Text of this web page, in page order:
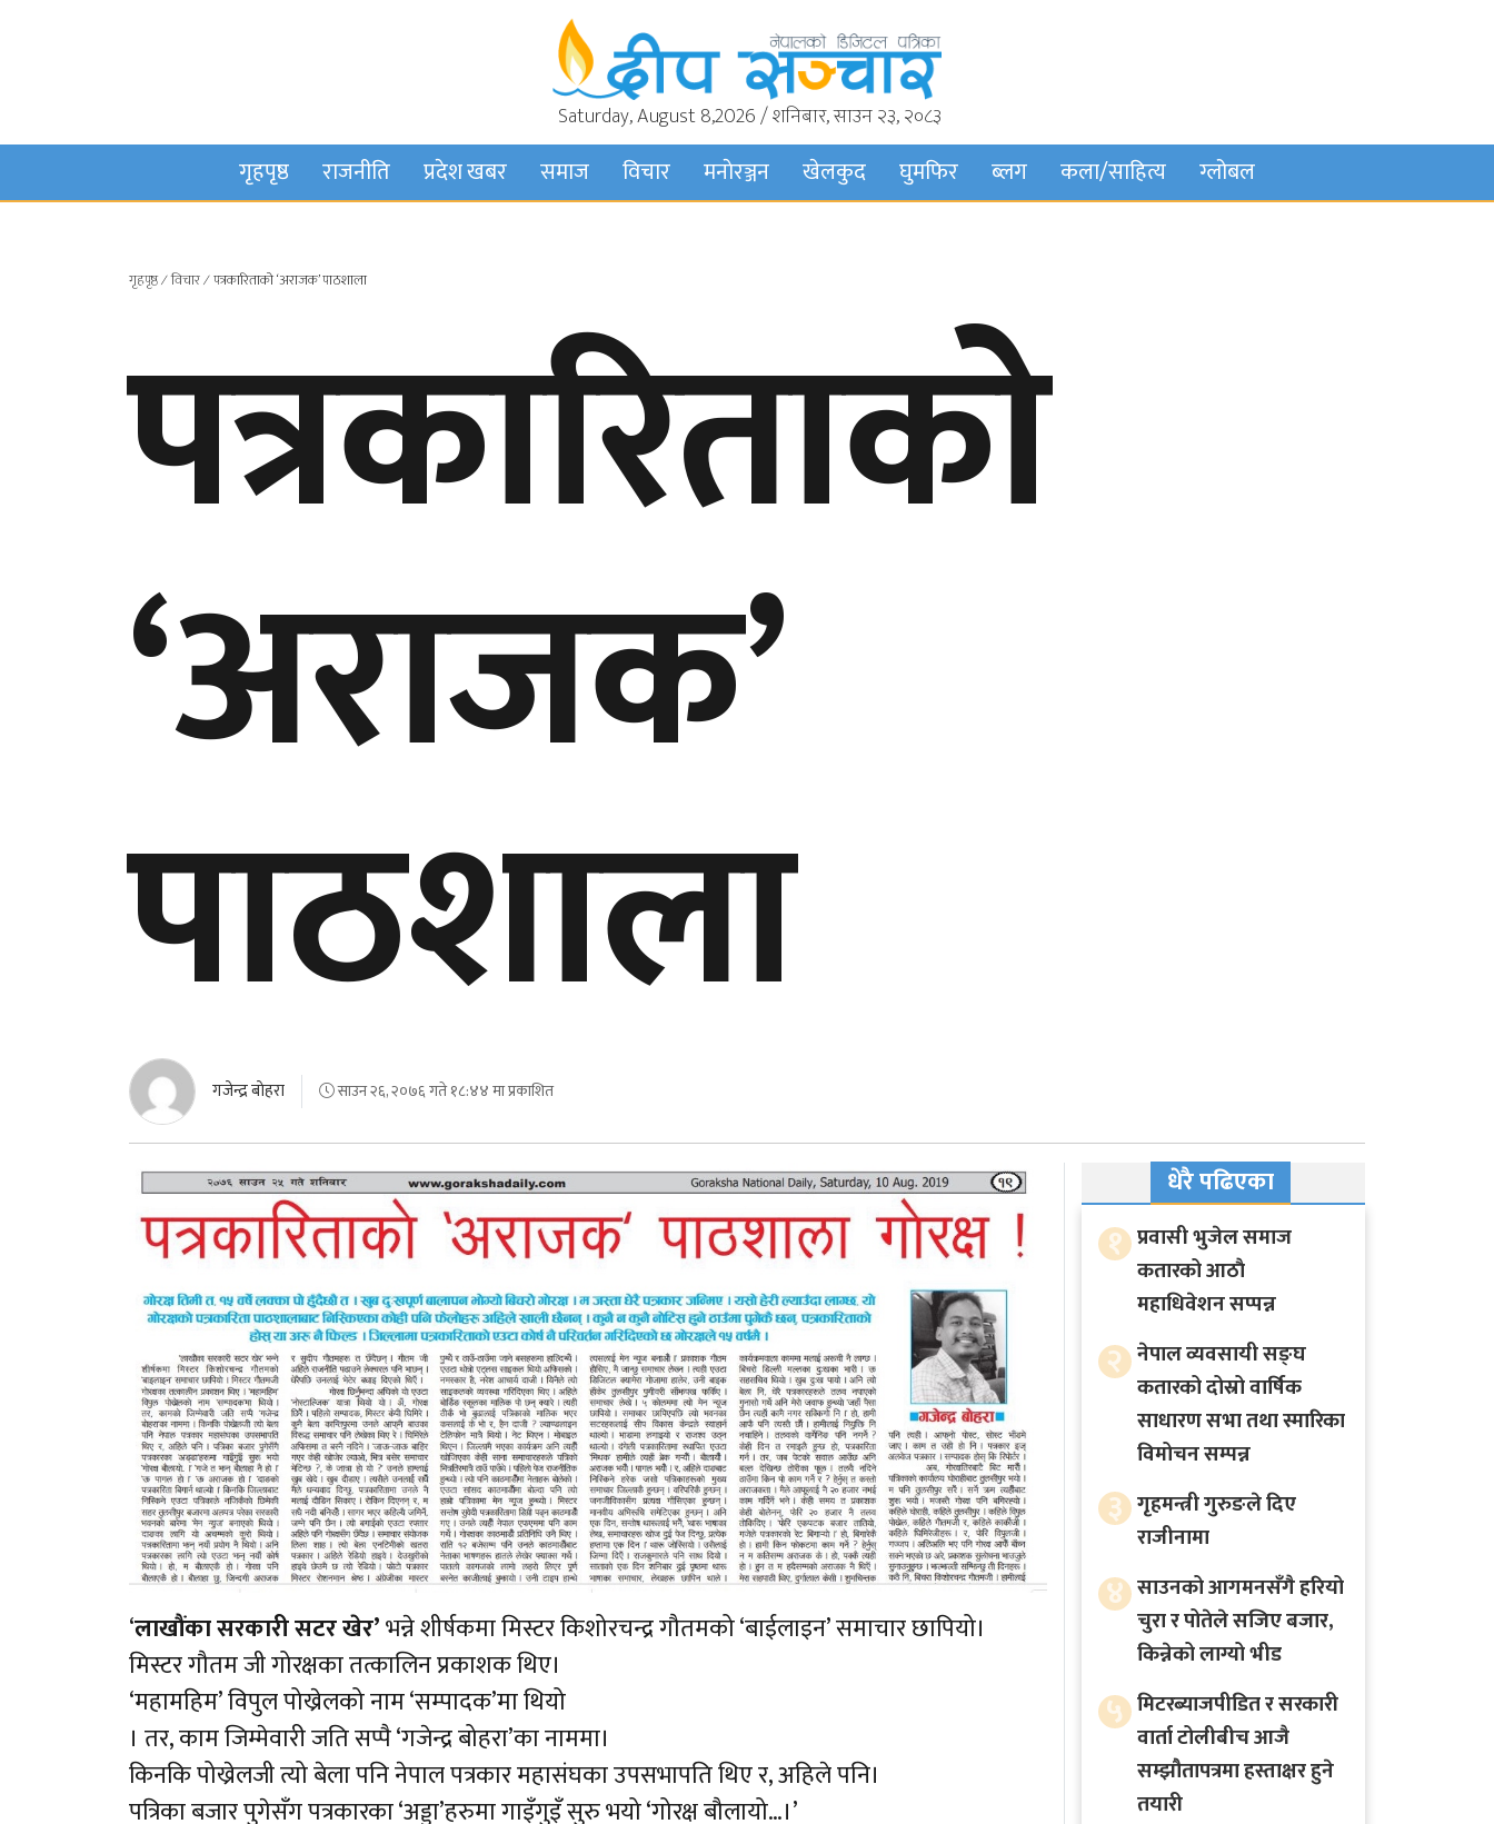
Saturday, August 8,2026 / शनिबार, साउन २३, २०८३
गृहपृष्ठ राजनीति प्रदेश खबर समाज विचार मनाेरञ्जन खेलकुद घुमफिर ब्लग कला/साहित्य ग्लोबल
गृहपृष्ठ∕विचार∕पत्रकारिताको ‘अराजक’ पाठशाला
पत्रकारिताको
‘अराजक’
पाठशाला
गजेन्द्र बाेहरा साउन २६, २०७६ गते १८:४४ मा प्रकाशित
‘लाखौंका सरकारी सटर खेर’भन्ने शीर्षकमा मिस्टर किशोरचन्द्र गौतमको ‘बाईलाइन’ समाचार छापियो।
मिस्टर गौतम जी गोरक्षका तत्कालिन प्रकाशक थिए।
‘महामहिम’ विपुल पोख्रेलको नाम ‘सम्पादक’मा थियो
। तर, काम जिम्मेवारी जति सप्पै ‘गजेन्द्र बोहरा’का नाममा।
किनकि पोख्रेलजी त्यो बेला पनि नेपाल पत्रकार महासंघका उपसभापति थिए र, अहिले पनि।
पत्रिका बजार पुगेसँग पत्रकारका ‘अड्डा’हरुमा गाइँगुइँ सुरु भयो ‘गोरक्ष बौलायो…।’
धेरै पढिएका
१ प्रवासी भुजेल समाज
कतारको आठाै
महाधिवेशन सप्पन्न
२ नेपाल व्यवसायी सङ्घ
कतारको दोस्रो वार्षिक
साधारण सभा तथा स्मारिका
विमोचन सम्पन्न
३ गृहमन्त्री गुरुङले दिए
राजीनामा
४ साउनको आगमनसँगै हरियो
चुरा र पोतेले सजिए बजार,
किन्नेको लाग्यो भीड
५ मिटरब्याजपीडित र सरकारी
वार्ता टोलीबीच आजै
सम्झौतापत्रमा हस्ताक्षर हुने
तयारी